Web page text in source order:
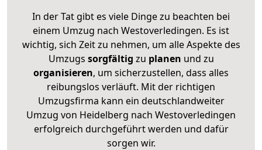
In der Tat gibt es viele Dinge zu beachten bei
einem Umzug nach Westoverledingen. Es ist
wichtig, sich Zeit zu nehmen, um alle Aspekte des
Umzugs sorgfältig zu planen und zu
organisieren, um sicherzustellen, dass alles
reibungslos verläuft. Mit der richtigen
Umzugsfirma kann ein deutschlandweiter
Umzug von Heidelberg nach Westoverledingen
erfolgreich durchgeführt werden und dafür
sorgen wir.